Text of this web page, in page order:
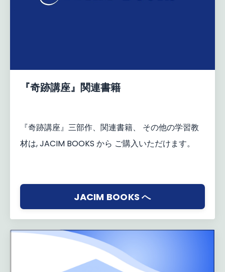
『奇跡講座』関連書籍
『奇跡講座』三部作、関連書籍、 その他の学習教
材は, JACIM BOOKS から ご購入いただけます。
JACIM BOOKS へ